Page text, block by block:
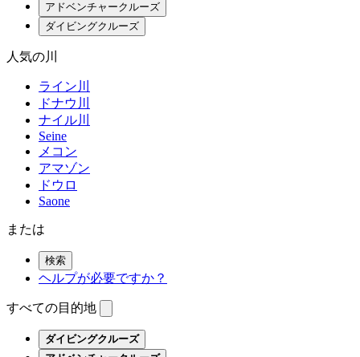
アドベンチャークルーズ
ダイビングクルーズ
人気の川
ライン川
ドナウ川
ナイル川
Seine
メコン
アマゾン
ドウロ
Saone
または
検索
ヘルプが必要ですか？
すべての目的地
ダイビングクルーズ